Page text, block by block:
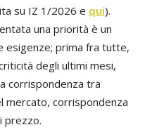
su IZ 1/2026 e qui).
una priorità è un
esigenze; prima fra tutte,
degli ultimi mesi,
corrispondenza tra
mercato, corrispondenza
prezzo.